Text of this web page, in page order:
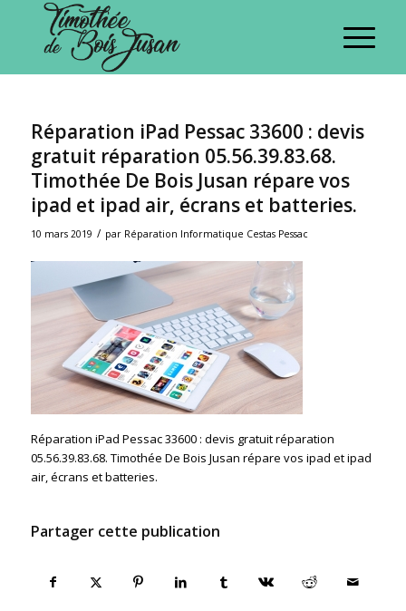
Réparation iPad Pessac 33600 : devis
gratuit réparation 05.56.39.83.68.
Timothée De Bois Jusan répare vos
ipad et ipad air, écrans et batteries.
10 mars 2019 / par Réparation Informatique Cestas Pessac
Réparation iPad Pessac 33600 : devis gratuit réparation
05.56.39.83.68. Timothée De Bois Jusan répare vos ipad et ipad
air, écrans et batteries.
Partager cette publication